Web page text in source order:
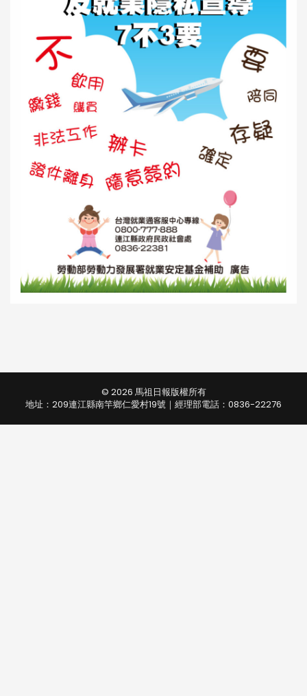
© 2026 馬祖日報版權所有
地址：209連江縣南竿鄉仁愛村19號｜經理部電話：0836-22276